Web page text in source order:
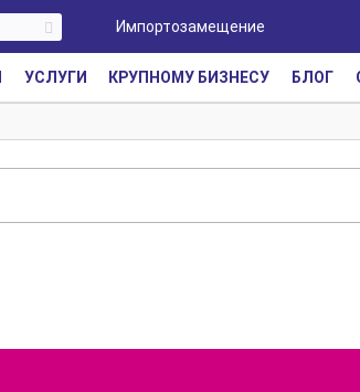
Импортозамещение
УСЛУГИ КРУПНОМУ БИЗНЕСУ БЛОГ